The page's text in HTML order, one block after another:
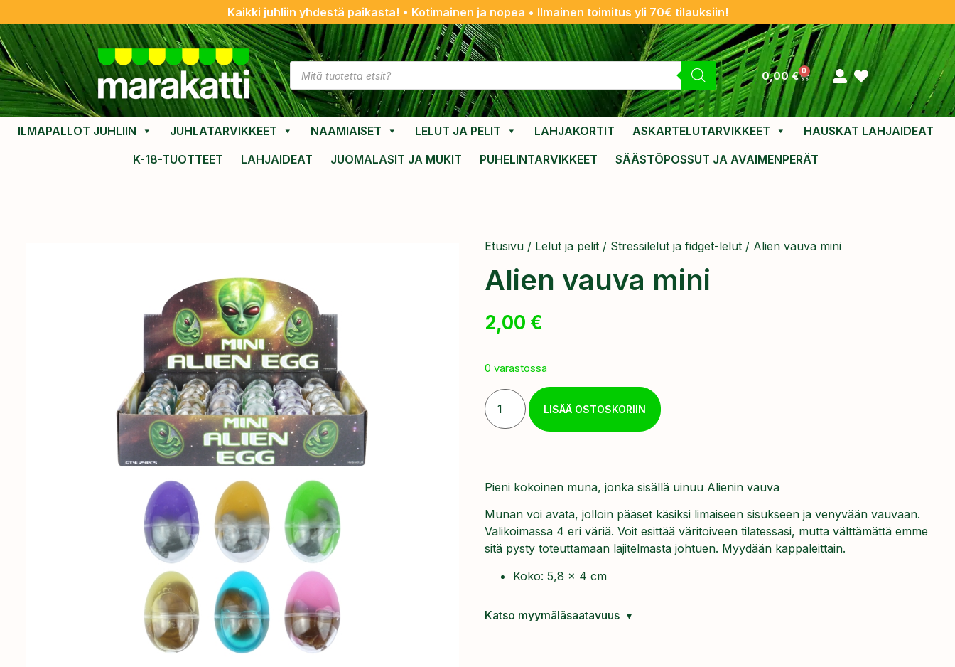
Kaikki juhliin yhdestä paikasta! • Kotimainen ja nopea • Ilmainen toimitus yli 70€ tilauksiin!
0,00€ 0
ILMAPALLOT JUHLIIN JUHLATARVIKKEET NAAMIAISET LELUT JA PELIT LAHJAKORTIT ASKARTELUTARVIKKEET
HAUSKAT LAHJAIDEAT
K-18-TUOTTEET
LAHJAIDEAT JUOMALASIT JA MUKIT PUHELINTARVIKKEET SÄÄSTÖPOSSUT JA AVAIMENPERÄT
Etusivu / Lelut ja pelit / Stressilelut ja fidget-lelut / Alien vauva mini
Alien vauva mini
2,00 €
0 varastossa
LISÄÄ OSTOSKORIIN
Pieni kokoinen muna, jonka sisällä uinuu Alienin vauva
Munan voi avata, jolloin pääset käsiksi limaiseen sisukseen ja venyvään vauvaan.
Valikoimassa 4 eri väriä. Voit esittää väritoiveen tilatessasi, mutta välttämättä emme
sitä pysty toteuttamaan lajitelmasta johtuen. Myydään kappaleittain.
Koko: 5,8 x 4 cm
Katso myymäläsaatavuus